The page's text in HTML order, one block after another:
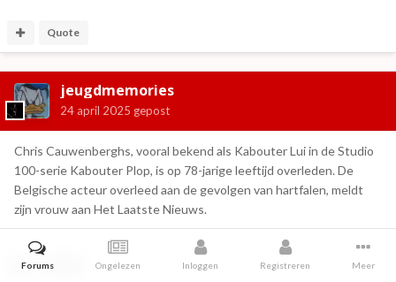
Quote
jeugdmemories
24 april 2025 gepost
Chris Cauwenberghs, vooral bekend als Kabouter Lui in de Studio
100-serie Kabouter Plop, is op 78-jarige leeftijd overleden. De
Belgische acteur overleed aan de gevolgen van hartfalen, meldt
zijn vrouw aan Het Laatste Nieuws.
Quote
Forums Ongelezen Inloggen Registreren Meer